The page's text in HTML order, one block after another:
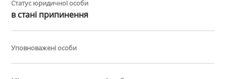
Статус юридичної особи
в стані припинення
Уповноважені особи